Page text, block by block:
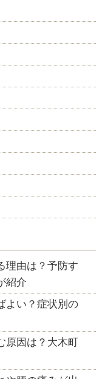
理由は？予防す
紹介
よい？症状別の
因は？大木町